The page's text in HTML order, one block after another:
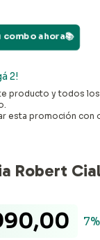
combo ahora📚
2!
producto y todos
esta promoción con
Robert
7